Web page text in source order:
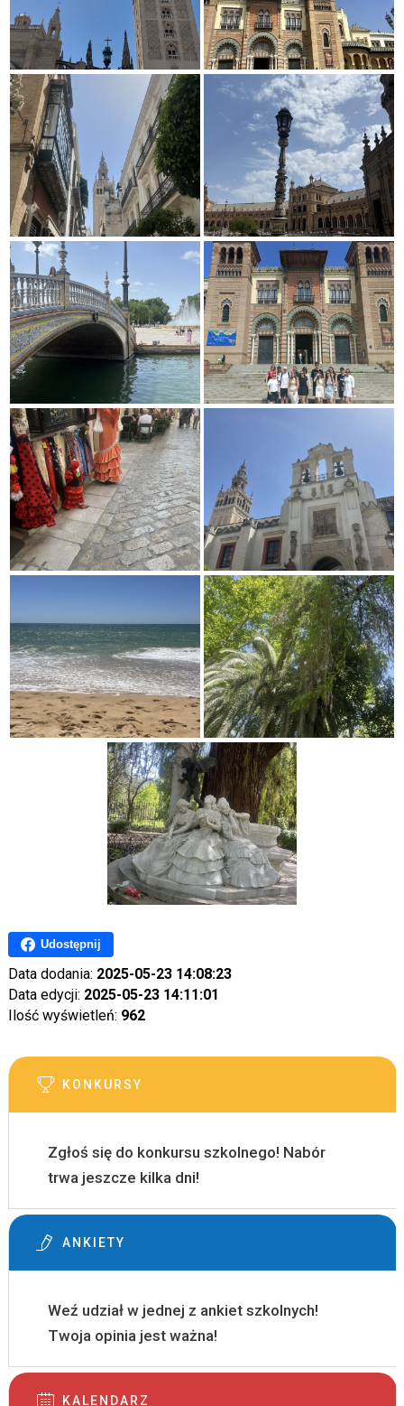
Udostępnij
Data dodania: 2025-05-23 14:08:23
Data edycji: 2025-05-23 14:11:01
Ilość wyświetleń: 962
KONKURSY
Zgłoś się do konkursu szkolnego! Nabór
trwa jeszcze kilka dni!
ANKIETY
Weź udział w jednej z ankiet szkolnych!
Twoja opinia jest ważna!
KALENDARZ